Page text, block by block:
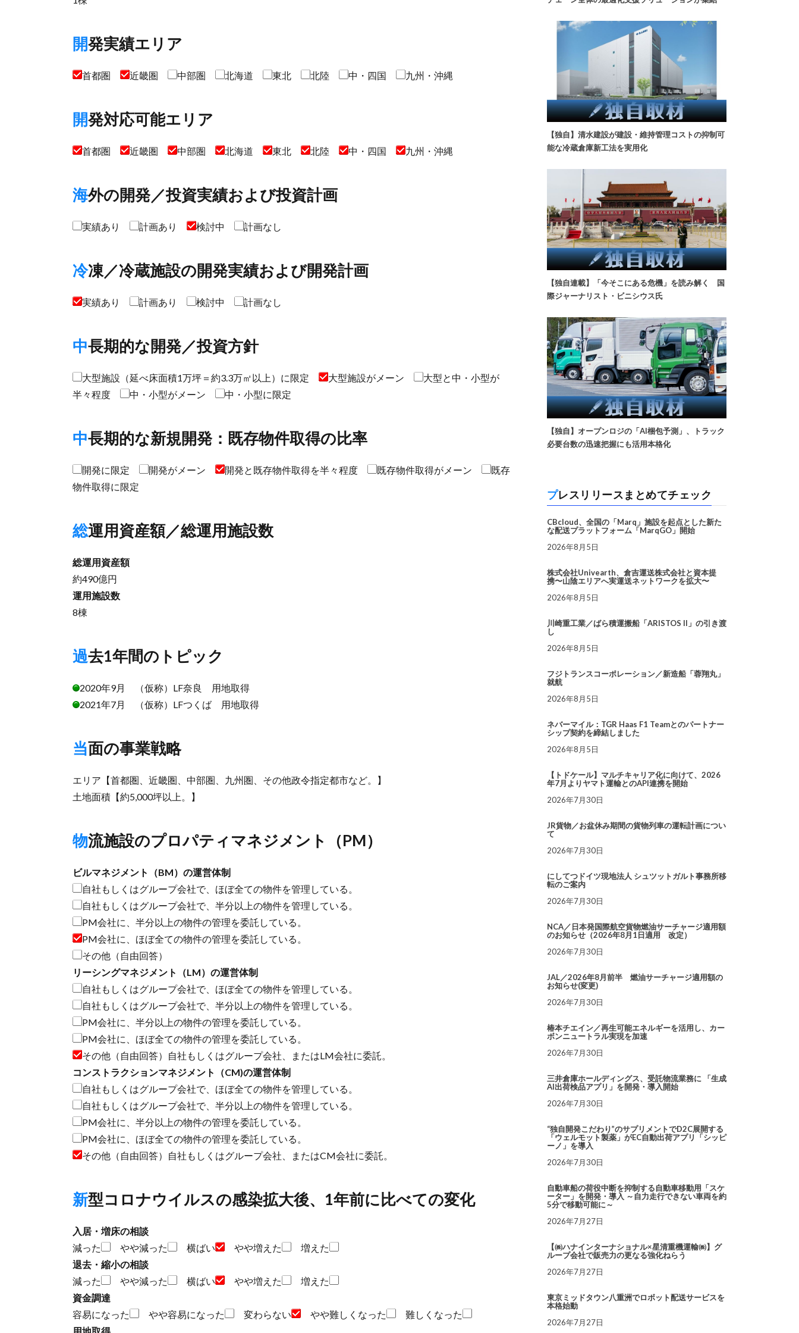
開発実績エリア
首都圏 近畿圏 中部圏 北海道 東北 北陸 中・四国 九州・沖縄
開発対応可能エリア
首都圏 近畿圏 中部圏 北海道 東北 北陸 中・四国 九州・沖縄
海外の開発／投資実績および投資計画
実績あり 計画あり 検討中 計画なし
冷凍／冷蔵施設の開発実績および開発計画
実績あり 計画あり 検討中 計画なし
中長期的な開発／投資方針
大型施設（延べ床面積1万坪＝約3.3万㎡以上）に限定 大型施設がメーン
大型と中・小型が
半々程度
中・小型がメーン 中・小型に限定
中長期的な新規開発：既存物件取得の比率
開発に限定 開発がメーン 開発と既存物件取得を半々程度 既存物件取得がメーン
既存
物件取得に限定
総運用資産額／総運用施設数
総運用資産額
約490億円
運用施設数
8棟
過去1年間のトピック
2020年9月 （仮称）LF奈良 用地取得
2021年7月 （仮称）LFつくば 用地取得
当面の事業戦略
エリア【首都圏、近畿圏、中部圏、九州圏、その他政令指定都市など。】
土地面積【約5,000坪以上。】
物流施設のプロパティマネジメント（PM）
ビルマネジメント（BM）の運営体制
自社もしくはグループ会社で、ほぼ全ての物件を管理している。
自社もしくはグループ会社で、半分以上の物件を管理している。
PM会社に、半分以上の物件の管理を委託している。
PM会社に、ほぼ全ての物件の管理を委託している。
その他（自由回答）
リーシングマネジメント（LM）の運営体制
自社もしくはグループ会社で、ほぼ全ての物件を管理している。
自社もしくはグループ会社で、半分以上の物件を管理している。
PM会社に、半分以上の物件の管理を委託している。
PM会社に、ほぼ全ての物件の管理を委託している。
その他（自由回答）自社もしくはグループ会社、またはLM会社に委託。
コンストラクションマネジメント（CM)の運営体制
自社もしくはグループ会社で、ほぼ全ての物件を管理している。
自社もしくはグループ会社で、半分以上の物件を管理している。
PM会社に、半分以上の物件の管理を委託している。
PM会社に、ほぼ全ての物件の管理を委託している。
その他（自由回答）自社もしくはグループ会社、またはCM会社に委託。
新型コロナウイルスの感染拡大後、1年前に比べての変化
入居・増床の相談
減った
やや減った 横ばい やや増えた
増えた
退去・縮小の相談
減った
やや減った 横ばい やや増えた
増えた
資金調達
容易になった
やや容易になった 変わらない やや難しくなった
難しくなった
【独自】清水建設が建設・維持管理コストの抑制可
能な冷蔵倉庫新工法を実用化
【独自連載】「今そこにある危機」を読み解く 国
際ジャーナリスト・ビニシウス氏
【独自】オープンロジの「AI梱包予測」、トラック
必要台数の迅速把握にも活用本格化
プレスリリースまとめてチェック
CBcloud、全国の「Marq」施設を起点とした新た
な配送プラットフォーム「MarqGO」開始
2026年8月5日
株式会社Univearth、倉吉運送株式会社と資本提
携〜山陰エリアへ実運送ネットワークを拡大〜
2026年8月5日
川崎重工業／ばら積運搬船「ARISTOS II」の引き渡
し
2026年8月5日
フジトランスコーポレーション／新造船「蓉翔丸」
就航
2026年8月5日
ネバーマイル：TGR Haas F1 Teamとのパートナー
シップ契約を締結しました
2026年8月5日
【トドケール】マルチキャリア化に向けて、2026
年7月よりヤマト運輸とのAPI連携を開始
2026年7月30日
JR貨物／お盆休み期間の貨物列車の運転計画につい
て
2026年7月30日
にしてつドイツ現地法人 シュツットガルト事務所移
転のご案内
2026年7月30日
NCA／日本発国際航空貨物燃油サーチャージ適用額
のお知らせ（2026年8月1日適用 改定）
2026年7月30日
JAL／2026年8月前半 燃油サーチャージ適用額の
お知らせ(変更)
2026年7月30日
椿本チエイン／再生可能エネルギーを活用し、カー
ボンニュートラル実現を加速
2026年7月30日
三井倉庫ホールディングス、受託物流業務に 「生成
AI出荷検品アプリ」を開発・導入開始
2026年7月30日
“独自開発こだわり”のサプリメントでD2C展開する
「ウェルモット製薬」がEC自動出荷アプリ「シッピ
ーノ」を導入
2026年7月30日
自動車船の荷役中断を抑制する自動車移動用「スケ
ーター」を開発・導入 ～自力走行できない車両を約
5分で移動可能に～
2026年7月27日
【㈱ハナインターナショナル×星清重機運輸㈱】グ
ループ会社で販売力の更なる強化ねらう
2026年7月27日
東京ミッドタウン八重洲でロボット配送サービスを
本格始動
2026年7月27日